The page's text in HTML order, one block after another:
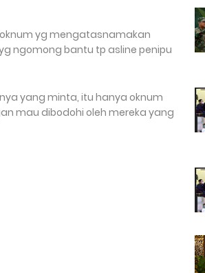
oknum yg mengatasnamakan
ngomong bantu tp asline penipu
yang minta, itu hanya oknum
mau dibodohi oleh mereka yang